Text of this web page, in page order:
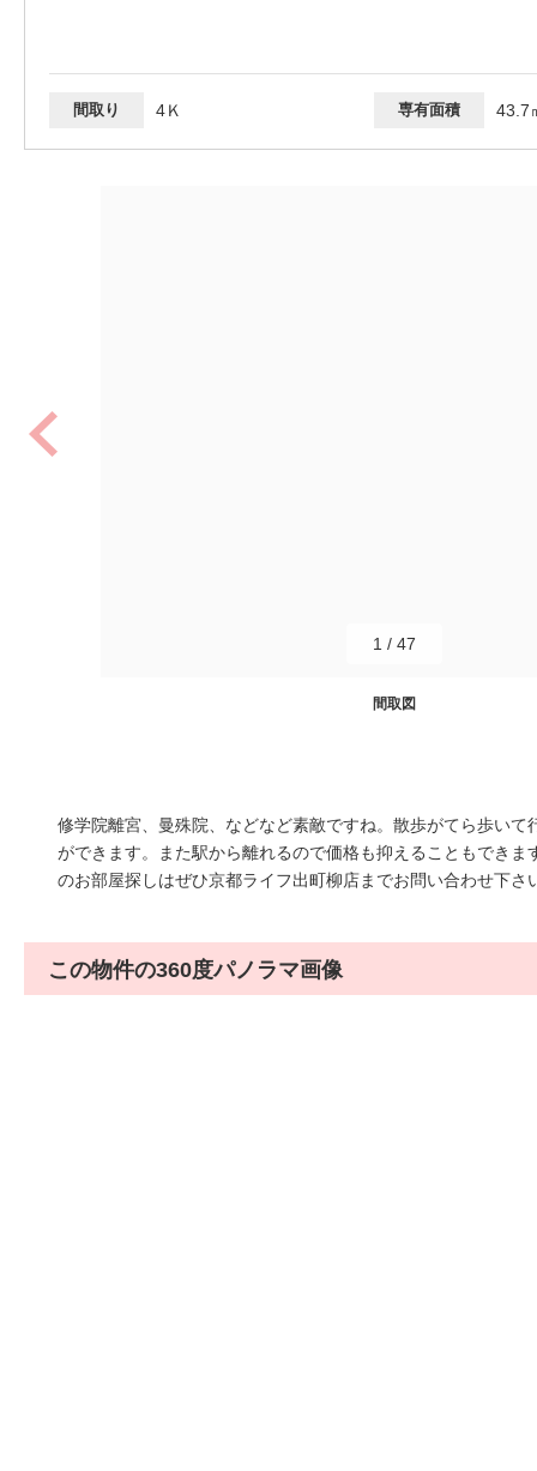
間取り 4Ｋ 専有面積 43.7
間取図
1 / 47
修学院離宮、曼殊院、などなど素敵ですね。散歩がてら歩い
ができます。また駅から離れるので価格も抑えることもでき
のお部屋探しはぜひ京都ライフ出町柳店までお問い合わせ下さ
この物件の360度パノラマ画像